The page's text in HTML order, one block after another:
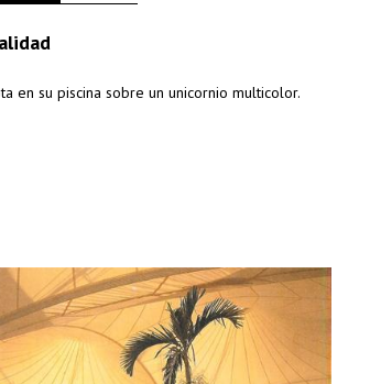
en su piscina sobre un unicornio multicolor.